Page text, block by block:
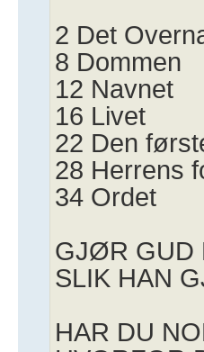
2 Det
8 Dommen
12 Navnet
16 Livet
22 Den
28 Herrens
34 Ordet
GJØR GUD
SLIK HAN
HAR DU